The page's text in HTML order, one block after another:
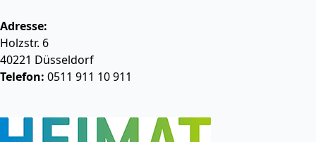
Adresse:
Holzstr. 6
40221 Düsseldorf
Telefon: 0511 911 10 911